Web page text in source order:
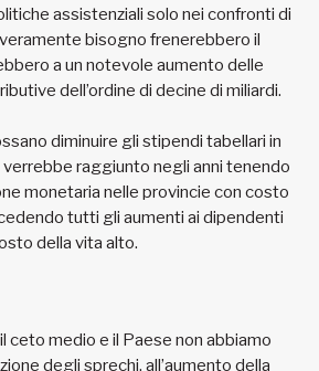
assistenziali solo nei confronti di
bisogno frenerebbero il
a un notevole aumento delle
dell’ordine di decine di miliardi.
diminuire gli stipendi tabellari in
raggiunto negli anni tenendo
monetaria nelle provincie con costo
tutti gli aumenti ai dipendenti
della vita alto.
ceto medio e il Paese non abbiamo
degli sprechi, all’aumento della